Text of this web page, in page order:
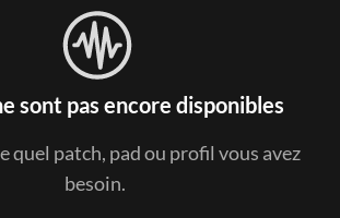
sont pas encore disponibles
quel patch, pad ou profil vous avez
besoin.